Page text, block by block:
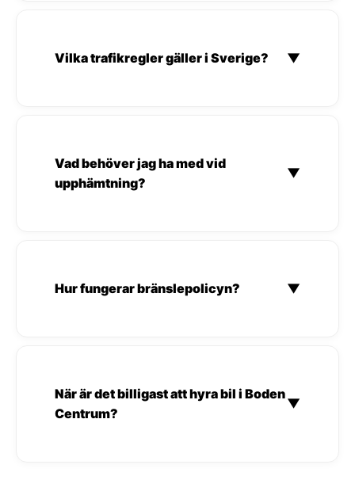
Vilka trafikregler gäller i Sverige? ▼
Vad behöver jag ha med vid
upphämtning?
▼
Hur fungerar bränslepolicyn? ▼
När är det billigast att hyra bil i Boden
Centrum?
▼